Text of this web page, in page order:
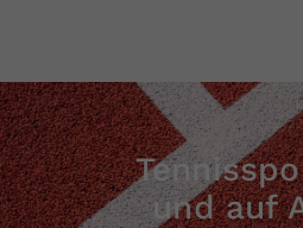
und auf